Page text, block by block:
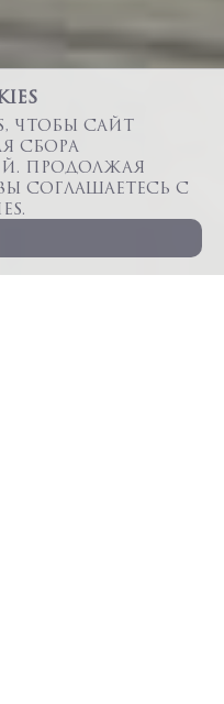
чтобы сайт
сбора
Продолжая
соглашаетесь с